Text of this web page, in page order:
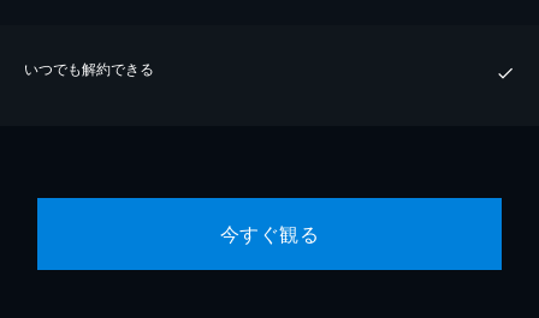
いつでも解約できる
今すぐ観る